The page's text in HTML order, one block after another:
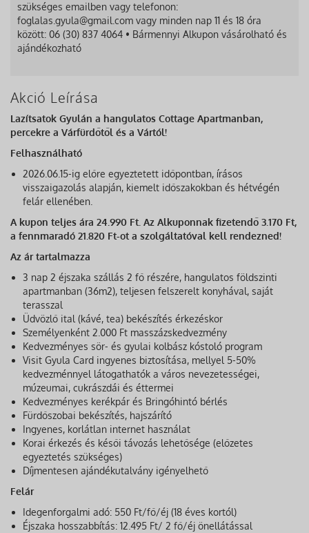
szükséges emailben vagy telefonon:
foglalas.gyula@gmail.com vagy minden nap 11 és 18 óra
között: 06 (30) 837 4064 • Bármennyi Alkupon vásárolható és
ajándékozható
Akció Leírása
Lazítsatok Gyulán a hangulatos Cottage Apartmanban,
percekre a Várfürdőtől és a Vártól!
Felhasználható
2026.06.15-ig előre egyeztetett időpontban, írásos
visszaigazolás alapján, kiemelt időszakokban és hétvégén
felár ellenében.
A kupon teljes ára 24.990 Ft. Az Alkuponnak fizetendő 3.170 Ft,
a fennmaradó 21.820 Ft-ot a szolgáltatóval kell rendezned!
Az ár tartalmazza
3 nap 2 éjszaka szállás 2 fő részére, hangulatos földszinti
apartmanban (36m2), teljesen felszerelt konyhával, saját
terasszal
Üdvözlő ital (kávé, tea) bekészítés érkezéskor
Személyenként 2.000 Ft masszázskedvezmény
Kedvezményes sör- és gyulai kolbász kóstoló program
Visit Gyula Card ingyenes biztosítása, mellyel 5-50%
kedvezménnyel látogathatók a város nevezetességei,
múzeumai, cukrászdái és éttermei
Kedvezményes kerékpár és Bringóhintó bérlés
Fürdőszobai bekészítés, hajszárító
Ingyenes, korlátlan internet használat
Korai érkezés és késői távozás lehetősége (előzetes
egyeztetés szükséges)
Díjmentesen ajándékutalvány igényelhető
Felár
Idegenforgalmi adó: 550 Ft/fő/éj (18 éves kortól)
Éjszaka hosszabbítás: 12.495 Ft/ 2 fő/éj önellátással